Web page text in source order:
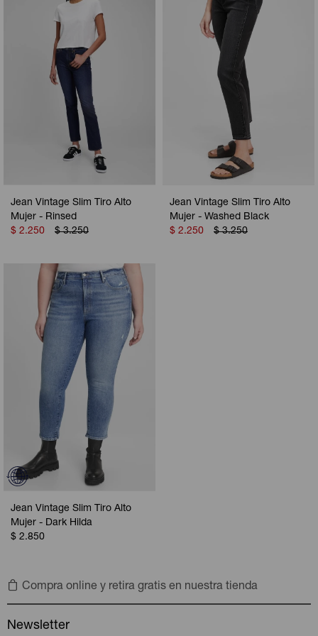
Jean Vintage Slim Tiro Alto
Mujer - Rinsed
$ 2.250 $ 3.250
Jean Vintage Slim Tiro Alto
Mujer - Washed Black
$ 2.250 $ 3.250
Jean Vintage Slim Tiro Alto
Mujer - Dark Hilda
$ 2.850
Compra online y retira gratis en nuestra tienda
Newsletter
Camperas
Musculosas
Vestidos y polleras
Calzas
Camperas
Chalecos
Ropa interior
Camperas
Chalecos
Ropa interior
Pijamas
Camperas
Pijamas